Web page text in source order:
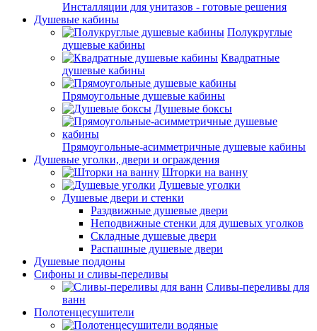
Инсталляции для унитазов - готовые решения
Душевые кабины
Полукруглые
душевые кабины
Квадратные
душевые кабины
Прямоугольные душевые кабины
Душевые боксы
Прямоугольные-асимметричные душевые кабины
Душевые уголки, двери и ограждения
Шторки на ванну
Душевые уголки
Душевые двери и стенки
Раздвижные душевые двери
Неподвижные стенки для душевых уголков
Складные душевые двери
Распашные душевые двери
Душевые поддоны
Сифоны и сливы-переливы
Сливы-переливы для
ванн
Полотенцесушители